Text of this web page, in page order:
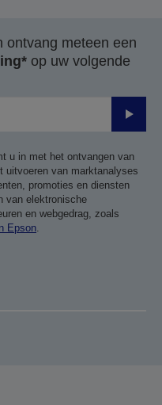
ontvang meteen een
op uw volgende
u in met het ontvangen van
uitvoeren van marktanalyses
promoties en diensten
van elektronische
en webgedrag, zoals
Epson.